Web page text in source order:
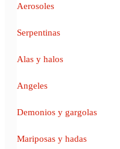
Aerosoles
Serpentinas
Alas y halos
Angeles
Demonios y gargolas
Mariposas y hadas